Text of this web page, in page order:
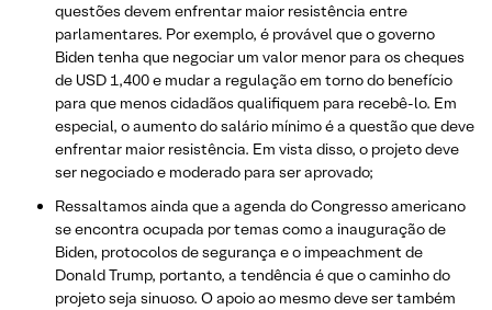
questões devem enfrentar maior resistência entre
parlamentares. Por exemplo, é provável que o governo
Biden tenha que negociar um valor menor para os cheques
de USD 1,400 e mudar a regulação em torno do benefício
para que menos cidadãos qualifiquem para recebê-lo. Em
especial, o aumento do salário mínimo é a questão que deve
enfrentar maior resistência. Em vista disso, o projeto deve
ser negociado e moderado para ser aprovado;
Ressaltamos ainda que a agenda do Congresso americano
se encontra ocupada por temas como a inauguração de
Biden, protocolos de segurança e o impeachment de
Donald Trump, portanto, a tendência é que o caminho do
projeto seja sinuoso. O apoio ao mesmo deve ser também